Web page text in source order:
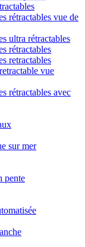
rétractables vue de
ultra rétractables
rétractables
retractables
vue
rétractables avec
sur mer
pente